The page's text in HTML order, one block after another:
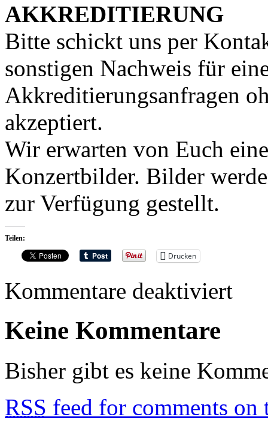
AKKREDITIERUNG
Bitte schickt uns per
sonstigen Nachweis für
Akkreditierungsanfragen
akzeptiert.
Wir erwarten von Euch
Konzertbilder. Bilder
zur Verfügung gestellt.
Teilen:
Drucken
Kommentare deaktiviert
Keine Kommentare
Bisher gibt es keine
RSS feed for comments on